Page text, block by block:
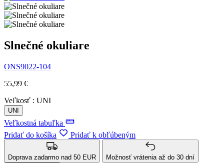
Slnečné okuliare
ONS9022-104
55,99 €
Veľkosť : UNI
UNI
Veľkostná tabuľka
Pridať do košíka
Pridať k obľúbeným
Doprava zadarmo nad 50 EUR Možnosť vrátenia až do 30 dní